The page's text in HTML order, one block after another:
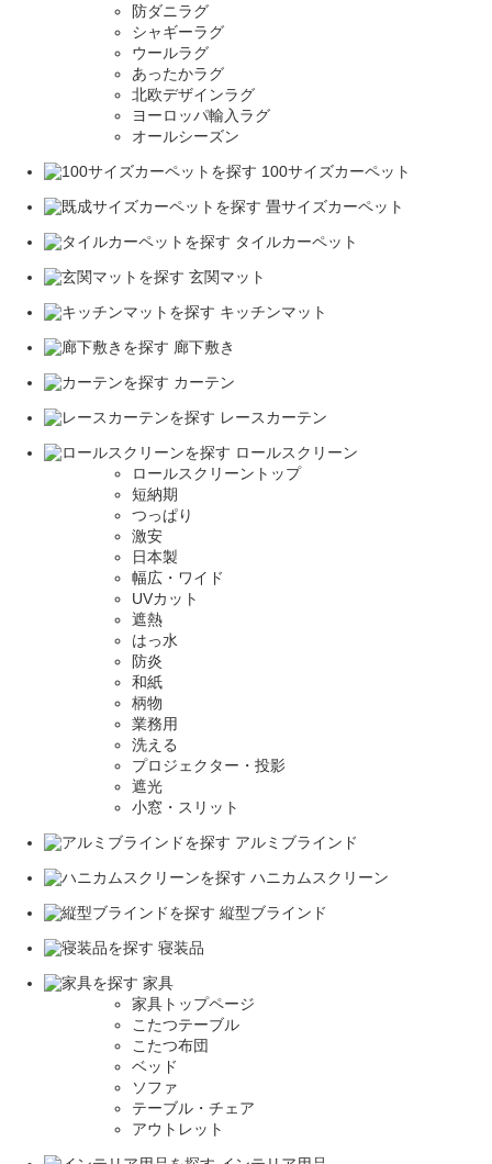
防ダニラグ
シャギーラグ
ウールラグ
あったかラグ
北欧デザインラグ
ヨーロッパ輸入ラグ
オールシーズン
100サイズカーペット
畳サイズカーペット
タイルカーペット
玄関マット
キッチンマット
廊下敷き
カーテン
レースカーテン
ロールスクリーン
ロールスクリーントップ
短納期
つっぱり
激安
日本製
幅広・ワイド
UVカット
遮熱
はっ水
防炎
和紙
柄物
業務用
洗える
プロジェクター・投影
遮光
小窓・スリット
アルミブラインド
ハニカムスクリーン
縦型ブラインド
寝装品
家具
家具トップページ
こたつテーブル
こたつ布団
ベッド
ソファ
テーブル・チェア
アウトレット